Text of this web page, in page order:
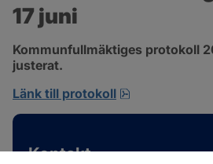
17 juni
Kommunfullmäktiges protokoll
justerat.
Länk till protokoll
Kontakt